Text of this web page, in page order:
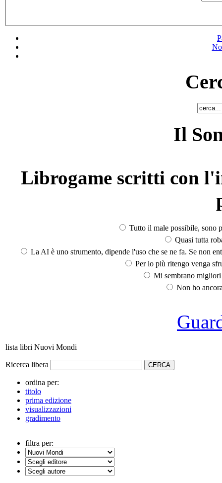
Il
Librogame scritti con
Tutto il male possibile, sono
Quasi tutta
La AI è uno strumento, dipende l'uso che se ne fa. Se non
Per lo più ritengo venga
Mi sembrano
Non ho
lista libri Nuovi Mondi
Ricerca libera
ordina per:
titolo
prima edizione
visualizzazioni
gradimento
filtra per: